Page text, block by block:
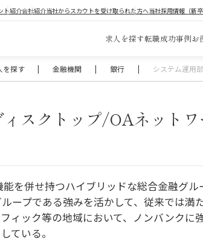
ト紹介会社紹介当社からスカウトを受け取られた方へ当社採用情報（新卒
求人を探す転職成功事例お
を探す | 金融機関 | 銀行 | システム運用
スクトップ/OAネットワ
を併せ持つハイブリッドな総合金融グル
ープである強みを活かして、従来では満
ィック等の地域において、ノンバンクに
ている。